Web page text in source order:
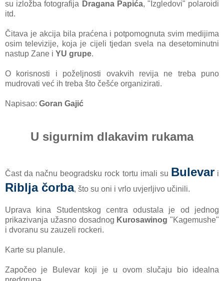
su izložba fotografija Dragana Papića, "Izgledovi" polaroidi
itd.
Čitava je akcija bila praćena i potpomognuta svim medijima
osim televizije, koja je cijeli tjedan svela na desetominutni
nastup Zane i YU grupe.
O korisnosti i poželjnosti ovakvih revija ne treba puno
mudrovati već ih treba što češće organizirati.
Napisao: Goran Gajić
U sigurnim dlakavim rukama
Čast da načnu beogradsku rock tortu imali su Bulevari
Riblja čorba, što su oni i vrlo uvjerljivo učinili.
Uprava kina Studentskog centra odustala je od jednog
prikazivanja užasno dosadnog Kurosawinog "Kagemushe"
i dvoranu su zauzeli rockeri.
Karte su planule.
Započeo je Bulevar koji je u ovom slučaju bio idealna